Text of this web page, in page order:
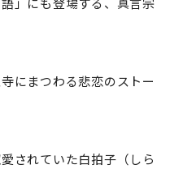
にまつわる悲恋のストー
されていた白拍子（しら